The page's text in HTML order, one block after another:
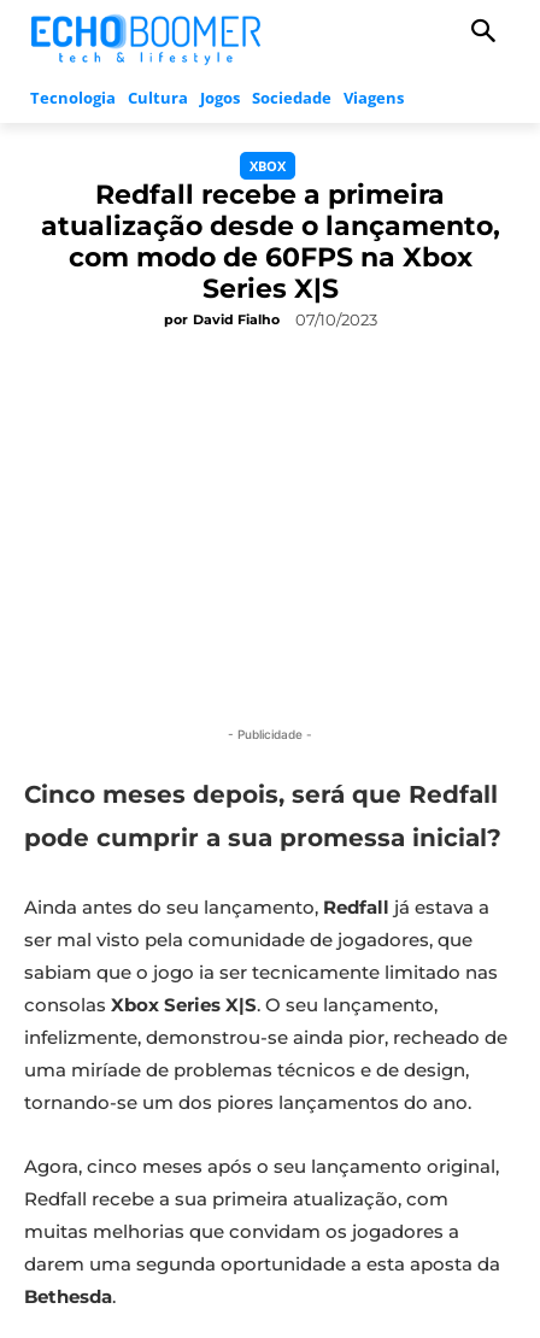
Tecnologia Cultura Jogos Sociedade Viagens
XBOX
Redfall recebe a primeira
atualização desde o lançamento,
com modo de 60FPS na Xbox
Series X|S
por David Fialho 07/10/2023
- Publicidade -
Cinco meses depois, será que Redfall
pode cumprir a sua promessa inicial?
Ainda antes do seu lançamento, Redfall já estava a
ser mal visto pela comunidade de jogadores, que
sabiam que o jogo ia ser tecnicamente limitado nas
consolas Xbox Series X|S. O seu lançamento,
infelizmente, demonstrou-se ainda pior, recheado de
uma miríade de problemas técnicos e de design,
tornando-se um dos piores lançamentos do ano.
Agora, cinco meses após o seu lançamento original,
Redfall recebe a sua primeira atualização, com
muitas melhorias que convidam os jogadores a
darem uma segunda oportunidade a esta aposta da
Bethesda.